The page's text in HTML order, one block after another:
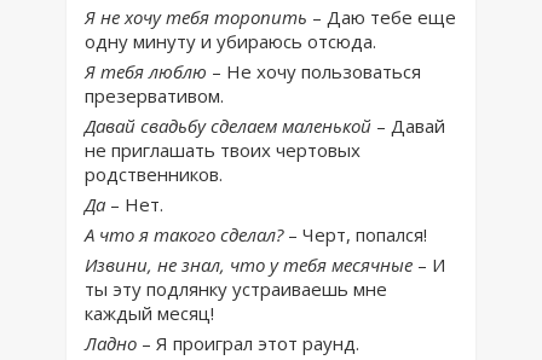
Я не хочу тебя торопить – Даю тебе еще
одну минуту и убираюсь отсюда.
Я тебя люблю – Не хочу пользоваться
презервативом.
Давай свадьбу сделаем маленькой – Давай
не приглашать твоих чертовых
родственников.
Да – Нет.
А что я такого сделал?– Черт, попался!
Извини, не знал, что у тебя месячные – И
ты эту подлянку устраиваешь мне
каждый месяц!
Ладно – Я проиграл этот раунд.